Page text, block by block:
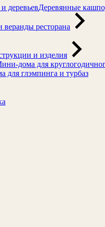
Деревянные
веранды ресторана
и изделия
дома для
для глэмпинга и турбаз